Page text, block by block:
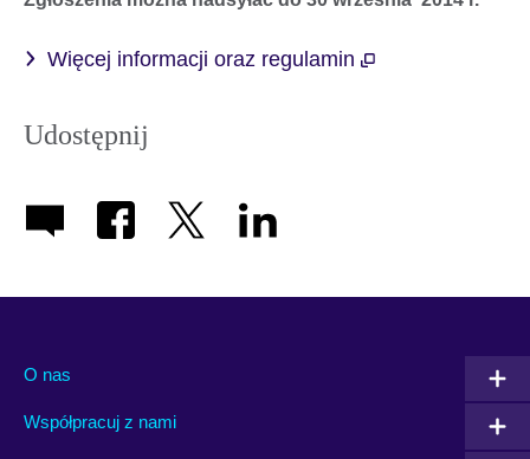
Więcej informacji oraz regulamin
Udostępnij
O nas
Współpracuj z nami